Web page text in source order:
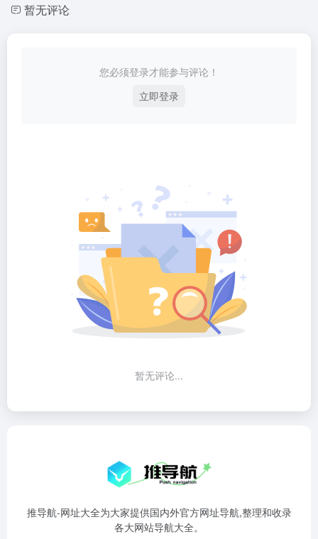
暂无评论
您必须登录才能参与评论！
立即登录
暂无评论...
推导航-网址大全为大家提供国内外官方网址导航,整理和收录
各大网站导航大全。